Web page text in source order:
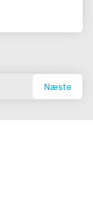
Næste